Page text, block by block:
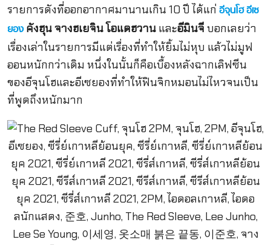
รายการดังที่ออกอากาศมานานเกิน 10 ปี ได้แก่ อีจุนโฮอีเซ
ยองคังฮุน จางฮเยจิน โอแดฮวานและอีมินจี บอกเลยว่า
เรื่องเล่าในรายการมีแต่เรื่องที่ทำให้ยิ้มไม่หุบ แล้วไม่มูฟ
ออนหนักกว่าเดิม หนึ่งในนั้นก็คือเบื้องหลังฉากเลิฟซีน
ของอีจุนโฮและอีเซยองที่ทำให้ฟินจิกหมอนไม่ไหวจนเป็น
ที่พูดถึงหนักมาก